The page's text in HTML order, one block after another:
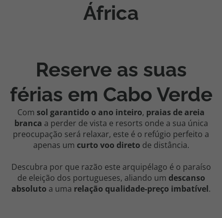
Apoio ao cliente em Portugal
Custo de uma chamada para a rede fixa nacional.
Apoio ao cliente no Estrangeiro
218 925 471
Custo de uma chamada para a rede fixa nacional.
sempre mais perto de si, para maior comodidade e total facilidade
na marcação das suas viagens, tem ainda ao seu dispor o nosso call
center a funcionar todos os dias úteis das 10:00 às 20:00 e Sábado
das 10:00 às 14:00.
África
Reserve as suas
férias em Cabo Verde
Com sol garantido o ano inteiro, praias de areia
branca a perder de vista e resorts onde a sua única
preocupação será relaxar, este é o refúgio perfeito a
apenas um curto voo direto de distância.
Descubra por que razão este arquipélago é o paraíso
de eleição dos portugueses, aliando um descanso
absoluto a uma relação qualidade-preço imbatível.